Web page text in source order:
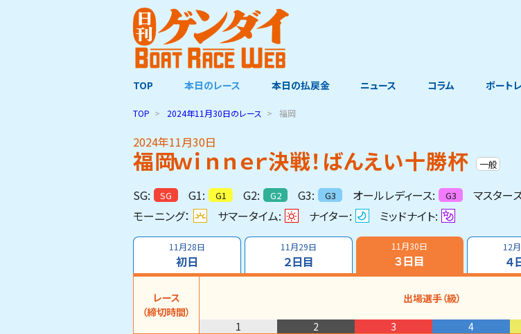
TOP 本日のレース 本日の払戻金 ニュース コラム ボート
TOP 2024年11月30日のレース 福岡
2024年11月30日
福岡ｗｉｎｎｅｒ決戦！ばんえい十勝杯 一般
SG: SG G1: G1 G2: G2 G3: G3 オールレディース: G3 マスター
モーニング： サマータイム: ナイター: ミッドナイト:
11月28日
初日
11月29日
２日目
11月30日
３日目
12
４
レース
（締切時間）
出場選手（級）
1 2 3 4